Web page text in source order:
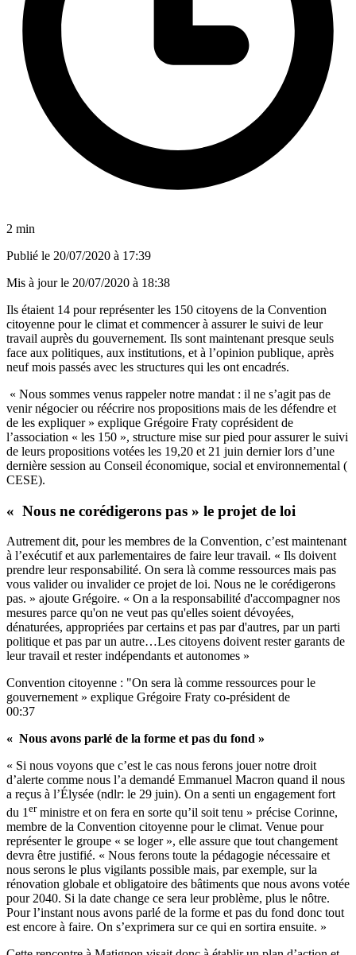
2 min
Publié le 20/07/2020 à 17:39
Mis à jour le 20/07/2020 à 18:38
Ils étaient 14 pour représenter les 150 citoyens de la Convention
citoyenne pour le climat et commencer à assurer le suivi de leur
travail auprès du gouvernement. Ils sont maintenant presque seuls
face aux politiques, aux institutions, et à l’opinion publique, après
neuf mois passés avec les structures qui les ont encadrés.
« Nous sommes venus rappeler notre mandat : il ne s’agit pas de
venir négocier ou réécrire nos propositions mais de les défendre et
de les expliquer » explique Grégoire Fraty coprésident de
l’association « les 150 », structure mise sur pied pour assurer le suivi
de leurs propositions votées les 19,20 et 21 juin dernier lors d’une
dernière session au Conseil économique, social et environnemental (
CESE).
« Nous ne corédigerons pas » le projet de loi
Autrement dit, pour les membres de la Convention, c’est maintenant
à l’exécutif et aux parlementaires de faire leur travail. « Ils doivent
prendre leur responsabilité. On sera là comme ressources mais pas
vous valider ou invalider ce projet de loi. Nous ne le corédigerons
pas. » ajoute Grégoire. « On a la responsabilité d'accompagner nos
mesures parce qu'on ne veut pas qu'elles soient dévoyées,
dénaturées, appropriées par certains et pas par d'autres, par un parti
politique et pas par un autre…Les citoyens doivent rester garants de
leur travail et rester indépendants et autonomes »
Convention citoyenne : "On sera là comme ressources pour le
gouvernement » explique Grégoire Fraty co-président de
00:37
« Nous avons parlé de la forme et pas du fond »
« Si nous voyons que c’est le cas nous ferons jouer notre droit
d’alerte comme nous l’a demandé Emmanuel Macron quand il nous
a reçus à l’Élysée (ndlr: le 29 juin). On a senti un engagement fort
du 1 erministre et on fera en sorte qu’il soit tenu » précise Corinne,
membre de la Convention citoyenne pour le climat. Venue pour
représenter le groupe « se loger », elle assure que tout changement
devra être justifié. « Nous ferons toute la pédagogie nécessaire et
nous serons le plus vigilants possible mais, par exemple, sur la
rénovation globale et obligatoire des bâtiments que nous avons votée
pour 2040. Si la date change ce sera leur problème, plus le nôtre.
Pour l’instant nous avons parlé de la forme et pas du fond donc tout
est encore à faire. On s’exprimera sur ce qui en sortira ensuite. »